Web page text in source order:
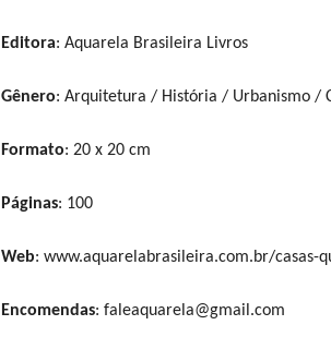
Editora: Aquarela Brasileira Livros
Gênero: Arquitetura / História / Urbanismo /
Formato: 20 x 20 cm
Páginas: 100
Web: www.aquarelabrasileira.com.br/casas-
Encomendas: faleaquarela@gmail.com